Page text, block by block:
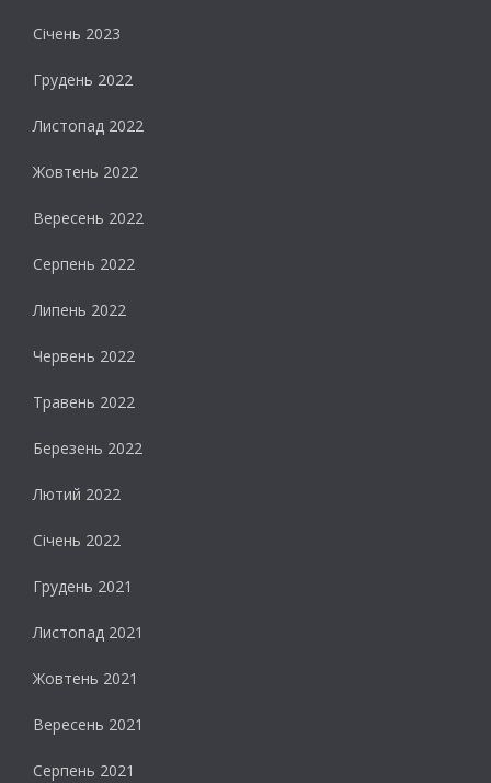
Січень 2023
Грудень 2022
Листопад 2022
Жовтень 2022
Вересень 2022
Серпень 2022
Липень 2022
Червень 2022
Травень 2022
Березень 2022
Лютий 2022
Січень 2022
Грудень 2021
Листопад 2021
Жовтень 2021
Вересень 2021
Серпень 2021